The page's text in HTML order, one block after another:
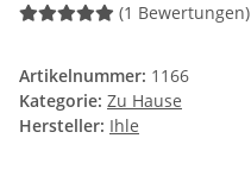
(1 Bewertungen)
Artikelnummer: 1166
Kategorie: Zu Hause
Hersteller: Ihle